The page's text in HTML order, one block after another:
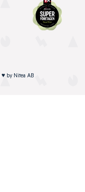
♥by Nitea AB